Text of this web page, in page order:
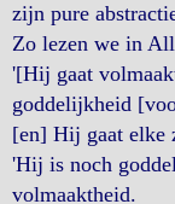
zijn pure
Zo lezen we in
'[Hij gaat
goddelijkheid
[en] Hij gaat elke
'Hij is noch
volmaaktheid.